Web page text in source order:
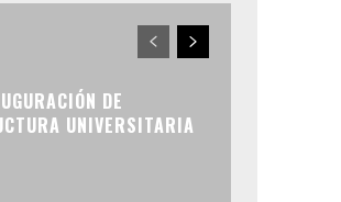
DE
UNIVERSITARIA